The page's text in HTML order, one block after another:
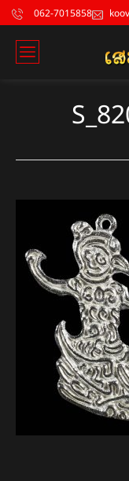
062-7015858